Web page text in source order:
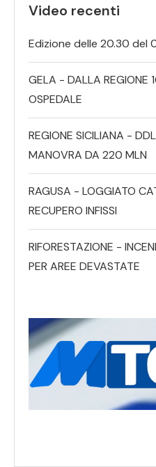
Video recenti
Edizione delle 20.30 del
GELA - DALLA REGIONE
OSPEDALE
REGIONE SICILIANA -
MANOVRA DA 220 MLN
RAGUSA - LOGGIATO
RECUPERO INFISSI
RIFORESTAZIONE -
PER AREE DEVASTATE